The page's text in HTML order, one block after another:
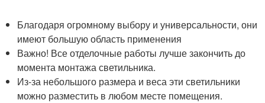
Благодаря огромному выбору и универсальности, они
имеют большую область применения
Важно! Все отделочные работы лучше закончить до
момента монтажа светильника.
Из-за небольшого размера и веса эти светильники
можно разместить в любом месте помещения.